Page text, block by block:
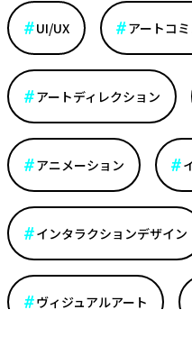
UI/UX アートコ
アートディレクション
アニメーション
インタラクションデザイン
ヴィジュアルアート